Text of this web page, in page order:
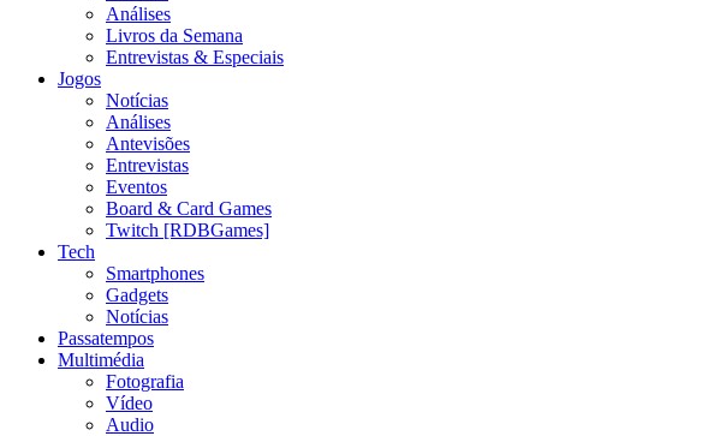
Análises
Livros da Semana
Entrevistas & Especiais
Jogos
Notícias
Análises
Antevisões
Entrevistas
Eventos
Board & Card Games
Twitch [RDBGames]
Tech
Smartphones
Gadgets
Notícias
Passatempos
Multimédia
Fotografia
Vídeo
Audio